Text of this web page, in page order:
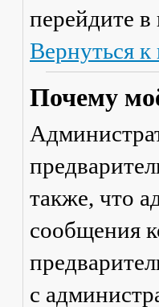
перейдите в
Вернуться к
Почему
также, что
сообщения
с